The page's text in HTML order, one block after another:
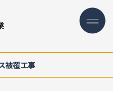
被覆工事